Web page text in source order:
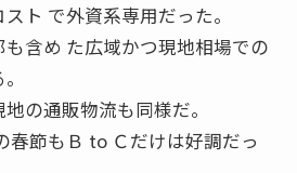
ト で外資系専用だった。
含め た広域かつ現地相場での
の通販物流も同様だ。
春節もＢ to Ｃだけは好調だっ